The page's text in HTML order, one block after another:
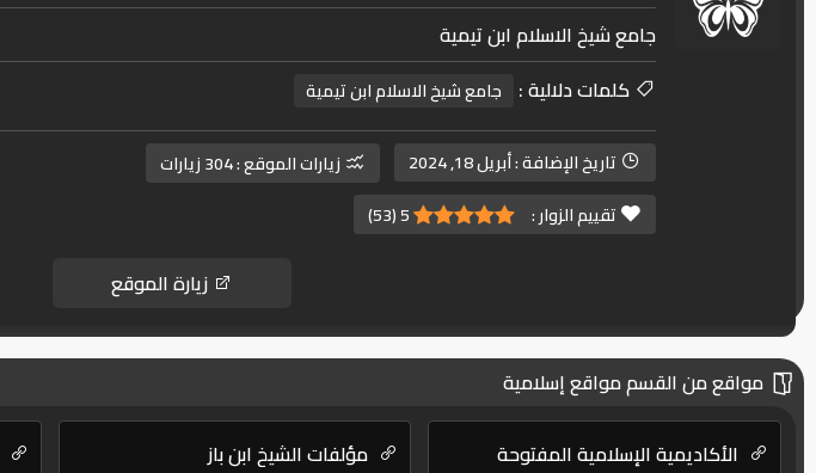
جامع شيخ الاسلام ابن تيمية
كلمات دلالية :
جامع شيخ الاسلام ابن تيمية
تاريخ الإضافة :أبريل 18, 2024 زيارات الموقع :304 زيارات
تقييم الزوار :
5
(
53
)
زيارة الموقع
مواقع من القسم مواقع إسلامية
الأكاديمية الإسلامية المفتوحة
مؤلفات الشيخ ابن باز